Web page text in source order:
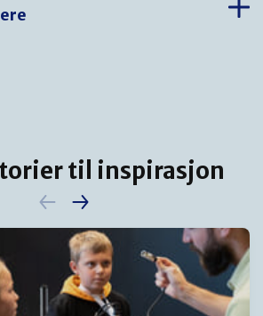
til inspirasjon